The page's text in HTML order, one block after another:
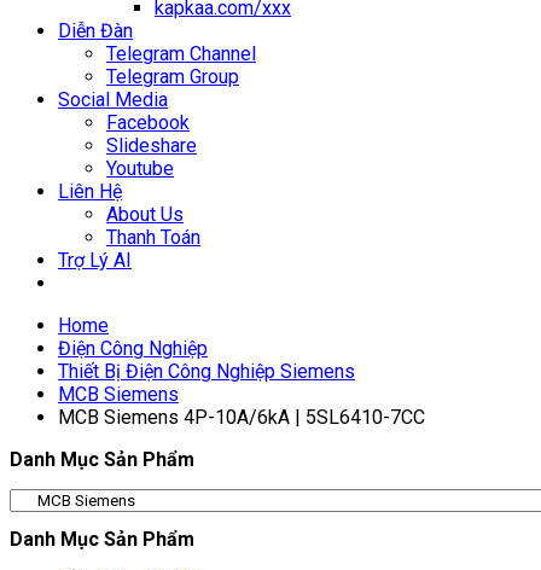
kapkaa.com/xxx
Diễn Đàn
Telegram Channel
Telegram Group
Social Media
Facebook
Slideshare
Youtube
Liên Hệ
About Us
Thanh Toán
Trợ Lý AI
Home
Điện Công Nghiệp
Thiết Bị Điện Công Nghiệp Siemens
MCB Siemens
MCB Siemens 4P-10A/6kA | 5SL6410-7CC
Danh Mục Sản Phẩm
Danh Mục Sản Phẩm